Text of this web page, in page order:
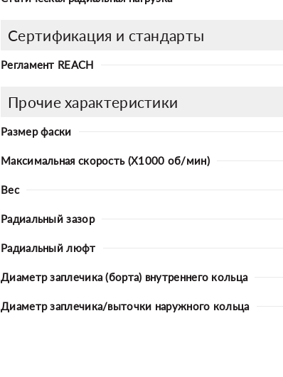
Сертификация и стандарты
Регламент REACH
Прочие характеристики
Размер фаски
Максимальная скорость (X1000 об/мин)
Вес
Радиальный зазор
Радиальный люфт
Диаметр заплечика (борта) внутреннего кольца
Диаметр заплечика/выточки наружного кольца